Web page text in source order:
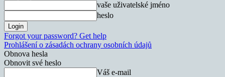
vaše uživatelské jméno
heslo
Forgot your password? Get help
Prohlášení o zásadách ochrany osobních údajů
Obnova hesla
Obnovit své heslo
Váš e-mail